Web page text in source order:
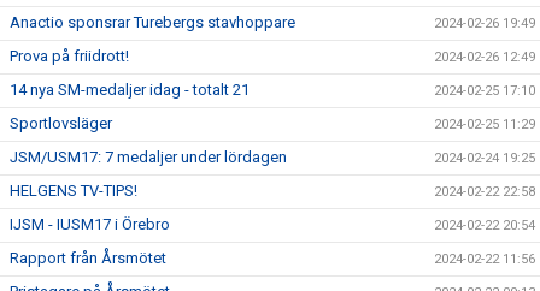
Anactio sponsrar Turebergs stavhoppare 2024-02-26 19:49
Prova på friidrott! 2024-02-26 12:49
14 nya SM-medaljer idag - totalt 21 2024-02-25 17:10
Sportlovsläger 2024-02-25 11:29
JSM/USM17: 7 medaljer under lördagen 2024-02-24 19:25
HELGENS TV-TIPS! 2024-02-22 22:58
IJSM - IUSM17 i Örebro 2024-02-22 20:54
Rapport från Årsmötet 2024-02-22 11:56